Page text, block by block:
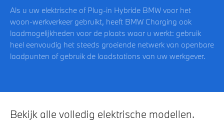
Als u uw elektrische of Plug-in Hybride BMW voor het
woon-werkverkeer gebruikt, heeft BMW Charging ook
laadmogelijkheden voor de plaats waar u werkt: gebruik
heel eenvoudig het steeds groeiende netwerk van openbare
laadpunten of gebruik de laadstations van uw werkgever.
Bekijk alle volledig elektrische modellen.